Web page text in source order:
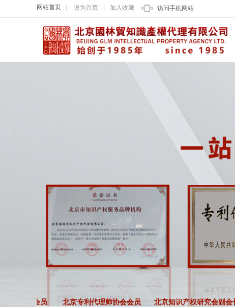
设为首页 加入收藏
网站首页 访问手机网站
师协会会员 北京专利代理师协会会员 北京知识产权研究会副会长